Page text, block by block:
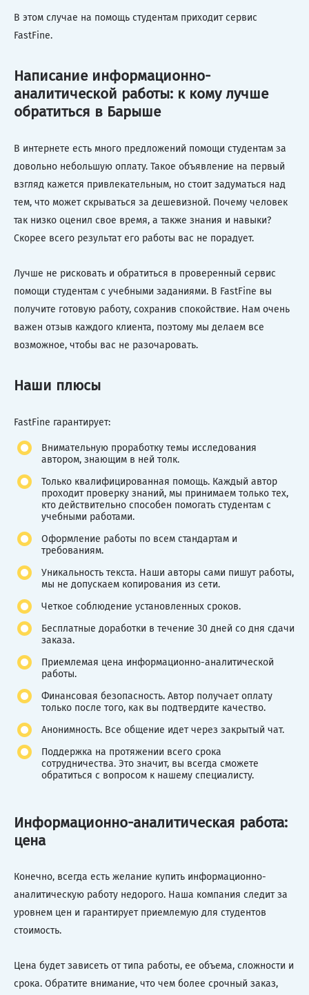
В этом случае на помощь студентам приходит сервис
FastFine.
Написание информационно-
аналитической работы: к кому лучше
обратиться в Барыше
В интернете есть много предложений помощи студентам за
довольно небольшую оплату. Такое объявление на первый
взгляд кажется привлекательным, но стоит задуматься над
тем, что может скрываться за дешевизной. Почему человек
так низко оценил свое время, а также знания и навыки?
Скорее всего результат его работы вас не порадует.
Лучше не рисковать и обратиться в проверенный сервис
помощи студентам с учебными заданиями. В FastFine вы
получите готовую работу, сохранив спокойствие. Нам очень
важен отзыв каждого клиента, поэтому мы делаем все
возможное, чтобы вас не разочаровать.
Наши плюсы
FastFine гарантирует:
Внимательную проработку темы исследования
автором, знающим в ней толк.
Только квалифицированная помощь. Каждый автор
проходит проверку знаний, мы принимаем только тех,
кто действительно способен помогать студентам с
учебными работами.
Оформление работы по всем стандартам и
требованиям.
Уникальность текста. Наши авторы сами пишут работы,
мы не допускаем копирования из сети.
Четкое соблюдение установленных сроков.
Бесплатные доработки в течение 30 дней со дня сдачи
заказа.
Приемлемая цена информационно-аналитической
работы.
Финансовая безопасность. Автор получает оплату
только после того, как вы подтвердите качество.
Анонимность. Все общение идет через закрытый чат.
Поддержка на протяжении всего срока
сотрудничества. Это значит, вы всегда сможете
обратиться с вопросом к нашему специалисту.
Информационно-аналитическая работа:
цена
Конечно, всегда есть желание купить информационно-
аналитическую работу недорого. Наша компания следит за
уровнем цен и гарантирует приемлемую для студентов
стоимость.
Цена будет зависеть от типа работы, ее объема, сложности и
срока. Обратите внимание, что чем более срочный заказ,